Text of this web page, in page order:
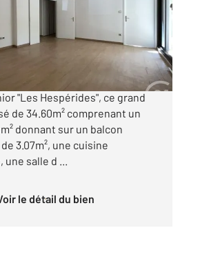
Studio à vendre
€
Allées vous propose dans une
"Les Hespérides", ce grand
de 34.60m² comprenant un
donnant sur un balcon
3.07m², une cuisine
une salle d ...
Voir le détail du bien